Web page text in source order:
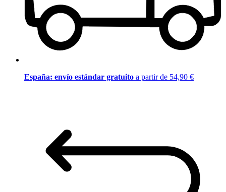
España: envío estándar gratuito a partir de 54,90 €